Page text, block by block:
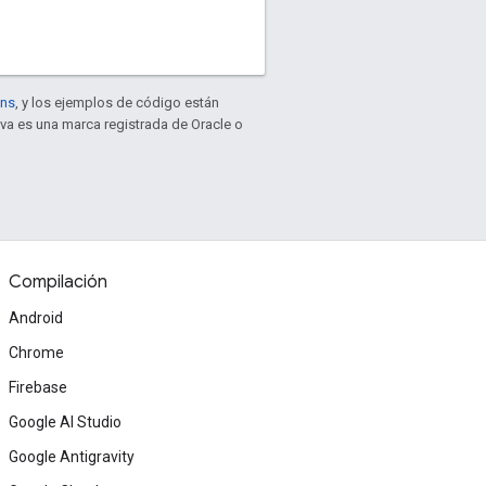
, y los ejemplos de código están
es una marca registrada de Oracle o
Compilación
Android
Chrome
Firebase
Google AI Studio
Google Antigravity